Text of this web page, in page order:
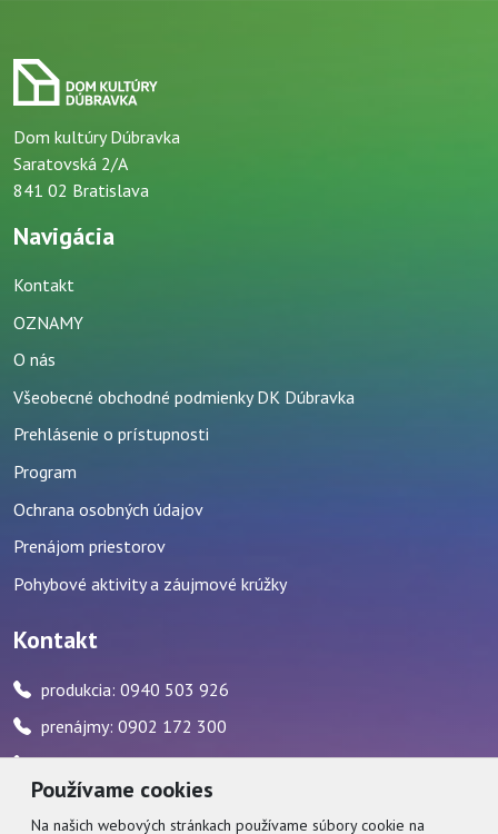
Používame cookies
Na našich webových stránkach používame súbory cookie na
Dom kultúry Dúbravka
Saratovská 2/A
841 02 Bratislava
Navigácia
Kontakt
OZNAMY
O nás
Všeobecné obchodné podmienky DK Dúbravka
Prehlásenie o prístupnosti
Program
Ochrana osobných údajov
Prenájom priestorov
Pohybové aktivity a záujmové krúžky
Kontakt
produkcia: 0940 503 926
prenájmy: 0902 172 300
pokladňa: 0917 482 595 / počas stránkových hodín
zvukár: 0911 227 437